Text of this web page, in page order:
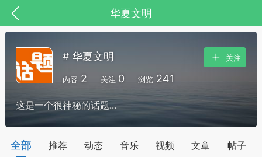
华夏文明
，华夏中医人：家门口的中医人！
# 华夏文明
内容 2 关注 0 浏览 241
关注
这是一个很神秘的话题...
全部 推荐 动态 音乐 视频 文章 帖子